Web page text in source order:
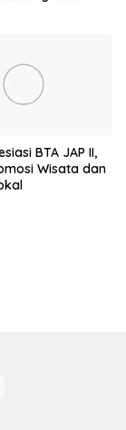
BTA JAP II,
Wisata dan